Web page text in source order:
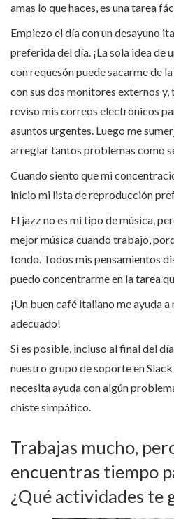
amas lo que haces, es una tarea
Empiezo el día con un desayuno
preferida del día. ¡La sola idea de
con requesón puede sacarme de
con sus dos monitores externos y,
reviso mis correos electrónicos
asuntos urgentes. Luego me
arreglar tantos problemas como
Cuando siento que mi
inicio mi lista de reproducción
El jazz no es mi tipo de música,
mejor música cuando trabajo,
fondo. Todos mis pensamientos
puedo concentrarme en la tarea
¡Un buen café italiano me ayuda
adecuado!
Si es posible, incluso al final del
nuestro grupo de soporte en
necesita ayuda con algún
chiste simpático.
Trabajas mucho,
encuentras tiempo
¿Qué actividades te